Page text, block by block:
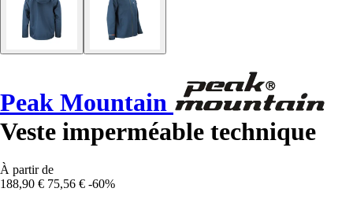
Peak Mountain
Veste imperméable technique
À partir de
188,90 € 75,56 € -60%